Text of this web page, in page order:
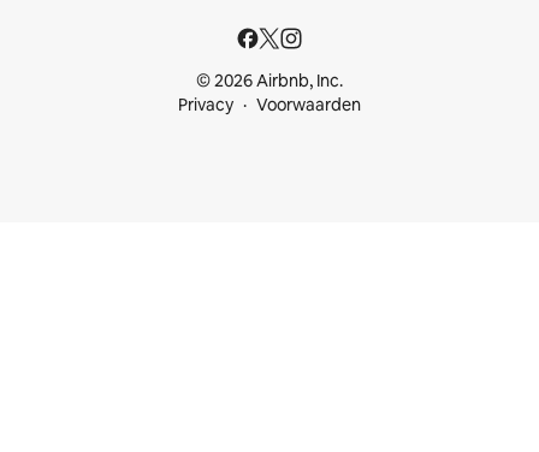
© 2026 Airbnb, Inc.
Privacy
Voorwaarden